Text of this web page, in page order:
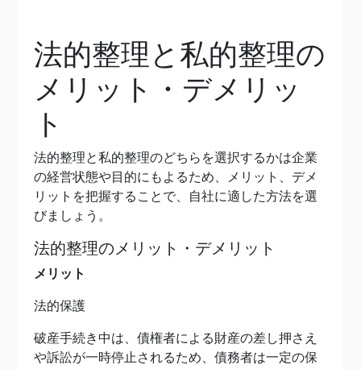
法的整理と私的整理の
メリット・デメリッ
ト
法的整理と私的整理のどちらを選択するかは企業
の経営状態や目的にもよるため、メリット、デメ
リットを把握することで、自社に適した方法を選
びましょう。
法的整理のメリット・デメリット
メリット
法的保護
破産手続き中は、債権者による財産の差し押さえ
や訴訟が一時停止されるため、債務者は一定の保